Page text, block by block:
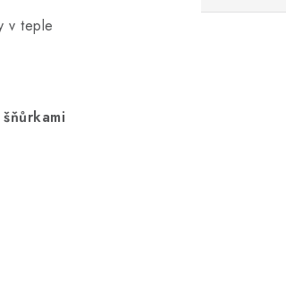
v teple